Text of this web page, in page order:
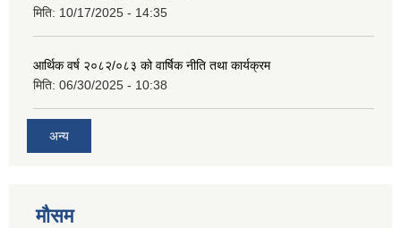
मिति: 10/17/2025 - 14:35
आर्थिक वर्ष २०८२/०८३ को वार्षिक नीति तथा कार्यक्रम
मिति: 06/30/2025 - 10:38
अन्य
मौसम